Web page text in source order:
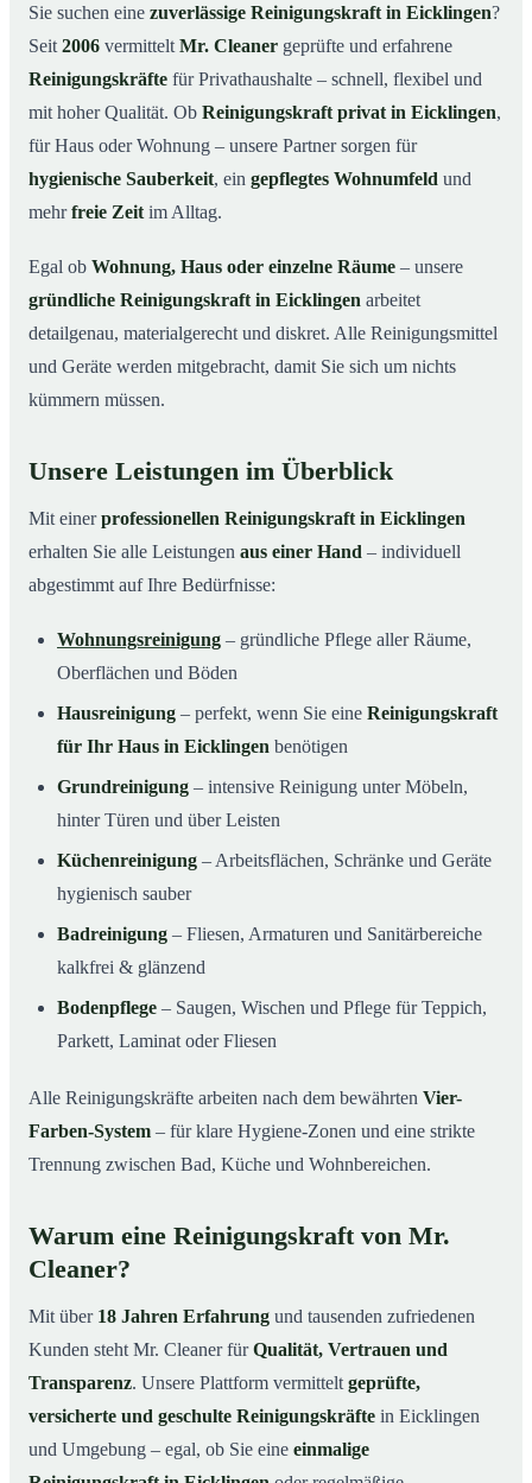
03Warum eine Reinigungskraft von Mr. Cleaner?
04So läuft die Buchung einer Reinigungskraft ab
05Typische Anlässe für eine Reinigungskraft
07Jetzt Reinigungskraft buchen
08So einfach buchen Sie eine Reinigungskraft in
Sie suchen eine zuverlässige Reinigungskraft in Eicklingen?
Seit 2006 vermittelt Mr. Cleaner geprüfte und erfahrene
Reinigungskräfte für Privathaushalte – schnell, flexibel und
mit hoher Qualität. Ob Reinigungskraft privat in Eicklingen,
für Haus oder Wohnung – unsere Partner sorgen für
hygienische Sauberkeit, ein gepflegtes Wohnumfeld und
mehrfreie Zeit im Alltag.
Egal ob Wohnung, Haus oder einzelne Räume – unsere
gründliche Reinigungskraft in Eicklingen arbeitet
detailgenau, materialgerecht und diskret. Alle Reinigungsmittel
und Geräte werden mitgebracht, damit Sie sich um nichts
kümmern müssen.
Unsere Leistungen im Überblick
Mit einerprofessionellen Reinigungskraft in Eicklingen
erhalten Sie alle Leistungen aus einer Hand – individuell
abgestimmt auf Ihre Bedürfnisse:
Wohnungsreinigung – gründliche Pflege aller Räume,
Oberflächen und Böden
Hausreinigung – perfekt, wenn Sie eine Reinigungskraft
für Ihr Haus in Eicklingen benötigen
Grundreinigung – intensive Reinigung unter Möbeln,
hinter Türen und über Leisten
Küchenreinigung – Arbeitsflächen, Schränke und Geräte
hygienisch sauber
Badreinigung – Fliesen, Armaturen und Sanitärbereiche
kalkfrei & glänzend
Bodenpflege – Saugen, Wischen und Pflege für Teppich,
Parkett, Laminat oder Fliesen
Alle Reinigungskräfte arbeiten nach dem bewährten Vier-
Farben-System – für klare Hygiene-Zonen und eine strikte
Trennung zwischen Bad, Küche und Wohnbereichen.
Warum eine Reinigungskraft von Mr.
Cleaner?
Mit über 18 Jahren Erfahrung und tausenden zufriedenen
Kunden steht Mr. Cleaner fürQualität, Vertrauen und
Transparenz. Unsere Plattform vermittelt geprüfte,
versicherte und geschulte Reinigungskräfte in Eicklingen
und Umgebung – egal, ob Sie eine einmalige